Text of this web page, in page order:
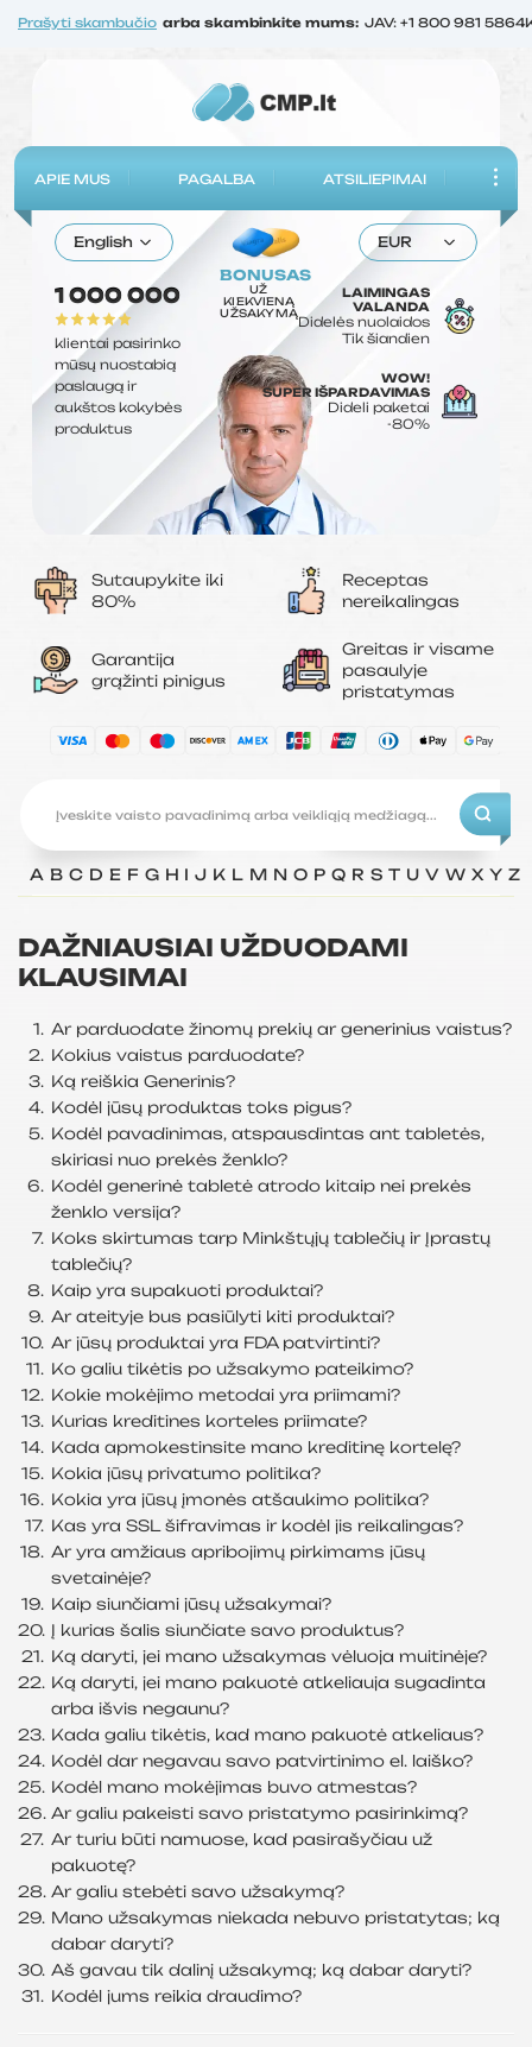
Prašyti skambučio arba skambinkite mums: JAV: +1 800 981 5864
APIE MUS PAGALBA ATSILIEPIMAI
BONUSAS
UŽ
KIEKVIENĄ
UŽSAKYMĄ
English EUR
1 000 000
klientai pasirinko
mūsų nuostabią
paslaugą ir
aukštos kokybės
produktus
LAIMINGAS
VALANDA
Didelės nuolaidos
Tik šiandien
WOW!
SUPER IŠPARDAVIMAS
Dideli paketai
-80%
Sutaupykite iki
80%
Receptas
nereikalingas
Garantija
grąžinti pinigus
Greitas ir visame
pasaulyje
pristatymas
A B C D E F G H I J K L M N O P Q R S T U V W X Y Z
DAŽNIAUSIAI UŽDUODAMI
KLAUSIMAI
Ar parduodate žinomų prekių ar generinius vaistus?
Kokius vaistus parduodate?
Ką reiškia Generinis?
Kodėl jūsų produktas toks pigus?
Kodėl pavadinimas, atspausdintas ant tabletės,
skiriasi nuo prekės ženklo?
Kodėl generinė tabletė atrodo kitaip nei prekės
ženklo versija?
Koks skirtumas tarp Minkštųjų tablečių ir Įprastų
tablečių?
Kaip yra supakuoti produktai?
Ar ateityje bus pasiūlyti kiti produktai?
Ar jūsų produktai yra FDA patvirtinti?
Ko galiu tikėtis po užsakymo pateikimo?
Kokie mokėjimo metodai yra priimami?
Kurias kreditines korteles priimate?
Kada apmokestinsite mano kreditinę kortelę?
Kokia jūsų privatumo politika?
Kokia yra jūsų įmonės atšaukimo politika?
Kas yra SSL šifravimas ir kodėl jis reikalingas?
Ar yra amžiaus apribojimų pirkimams jūsų
svetainėje?
Kaip siunčiami jūsų užsakymai?
Į kurias šalis siunčiate savo produktus?
Ką daryti, jei mano užsakymas vėluoja muitinėje?
Ką daryti, jei mano pakuotė atkeliauja sugadinta
arba išvis negaunu?
Kada galiu tikėtis, kad mano pakuotė atkeliaus?
Kodėl dar negavau savo patvirtinimo el. laiško?
Kodėl mano mokėjimas buvo atmestas?
Ar galiu pakeisti savo pristatymo pasirinkimą?
Ar turiu būti namuose, kad pasirašyčiau už
pakuotę?
Ar galiu stebėti savo užsakymą?
Mano užsakymas niekada nebuvo pristatytas; ką
dabar daryti?
Aš gavau tik dalinį užsakymą; ką dabar daryti?
Kodėl jums reikia draudimo?